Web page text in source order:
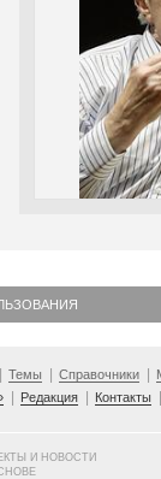
Темы Справочники
Редакция Контакты
И НОВОСТИ